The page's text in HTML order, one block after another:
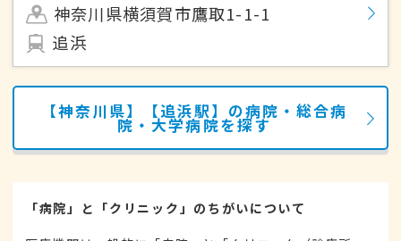
神奈川県横須賀市鷹取1-1-1
追浜
【神奈川県】【追浜駅】の病院・総合病
院・大学病院を探す
「病院」と「クリニック」のちがいについて